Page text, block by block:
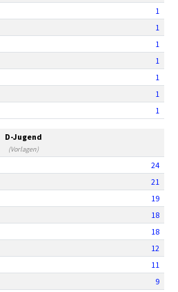
1
1
1
1
1
1
1
D-Jugend
(Vorlagen)
24
21
19
18
18
12
11
9